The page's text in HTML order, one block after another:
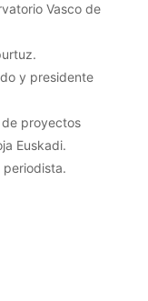
Vasco de
y presidente
de proyectos
Euskadi.
periodista.